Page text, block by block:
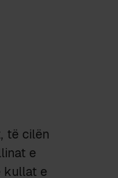
të cilën
e
kullat e